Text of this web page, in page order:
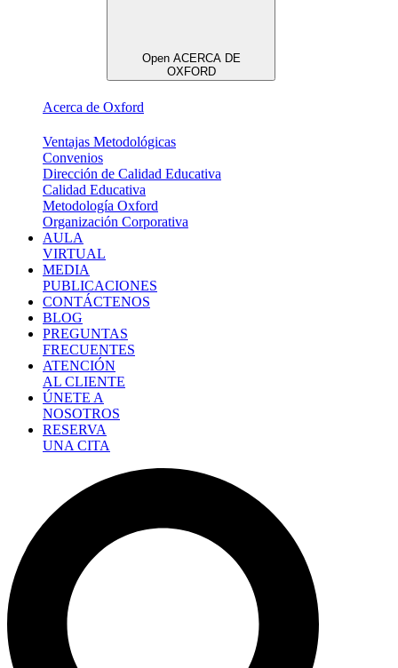
Open ACERCA DE
OXFORD
Acerca de Oxford
Ventajas Metodológicas
Convenios
Dirección de Calidad Educativa
Calidad Educativa
Metodología Oxford
Organización Corporativa
AULA
VIRTUAL
MEDIA
PUBLICACIONES
CONTÁCTENOS
BLOG
PREGUNTAS
FRECUENTES
ATENCIÓN
AL CLIENTE
ÚNETE A
NOSOTROS
RESERVA
UNA CITA